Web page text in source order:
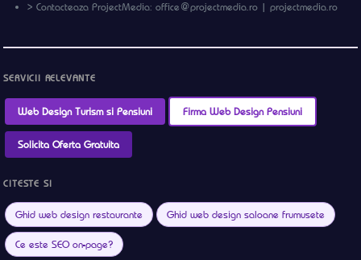
> Contacteaza ProjectMedia: office@projectmedia.ro | projectmedia.ro
SERVICII RELEVANTE
Web Design Turism si Pensiuni Firma Web Design Pensiuni
Solicita Oferta Gratuita
CITESTE SI
Ghid web design restaurante Ghid web design saloane frumusete
Ce este SEO on-page?